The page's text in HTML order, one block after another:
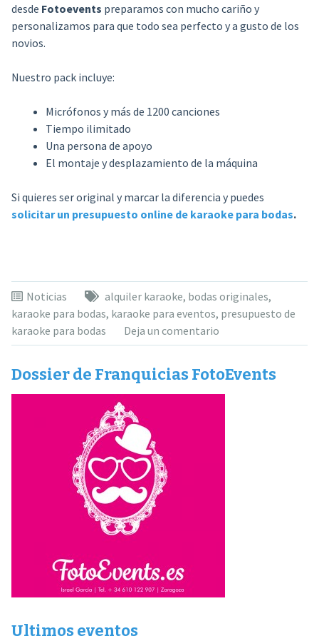
desde Fotoevents preparamos con mucho cariño y
personalizamos para que todo sea perfecto y a gusto de los
novios.
Nuestro pack incluye:
Micrófonos y más de 1200 canciones
Tiempo ilimitado
Una persona de apoyo
El montaje y desplazamiento de la máquina
Si quieres ser original y marcar la diferencia y puedes
solicitar un presupuesto online de karaoke para bodas.
Noticias alquiler karaoke, bodas originales,
karaoke para bodas, karaoke para eventos, presupuesto de
karaoke para bodas
Deja un comentario
Dossier de Franquicias FotoEvents
Ultimos eventos